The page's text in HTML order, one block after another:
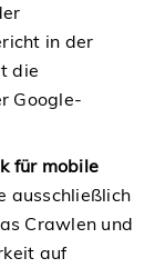
in der
die
Google-
für mobile
ausschließlich
Crawlen und
auf